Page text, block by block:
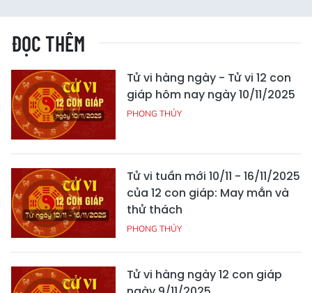
ĐỌC THÊM
Tử vi hàng ngày - Tử vi 12 con
giáp hôm nay ngày 10/11/2025
PHONG THỦY
Tử vi tuần mới 10/11 - 16/11/2025
của 12 con giáp: May mắn và
thử thách
PHONG THỦY
Tử vi hàng ngày 12 con giáp